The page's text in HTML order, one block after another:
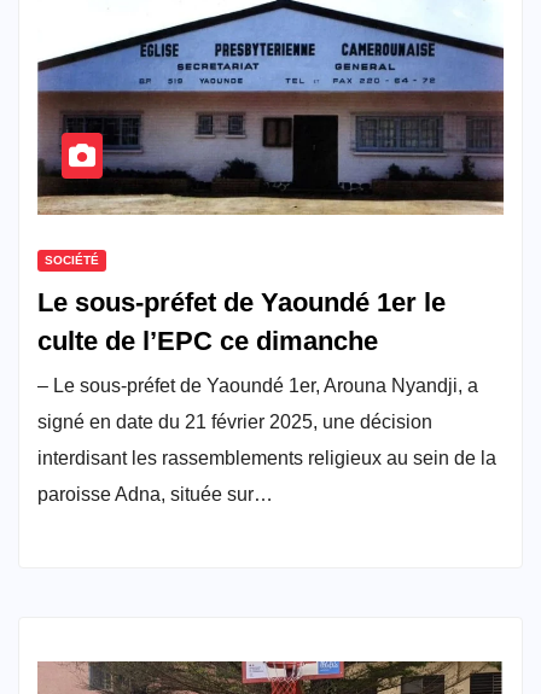
SOCIÉTÉ
Le sous-préfet de Yaoundé 1er le
culte de l’EPC ce dimanche
– Le sous-préfet de Yaoundé 1er, Arouna Nyandji, a
signé en date du 21 février 2025, une décision
interdisant les rassemblements religieux au sein de la
paroisse Adna, située sur…